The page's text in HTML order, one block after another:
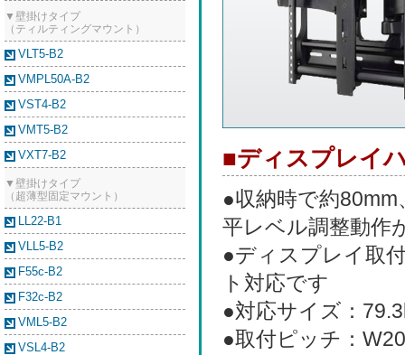
▼壁掛けタイプ
（ティルティングマウント）
VLT5-B2
VMPL50A-B2
VST4-B2
VMT5-B2
VXT7-B2
▼壁掛けタイプ
（超薄型固定マウント）
LL22-B1
VLL5-B2
F55c-B2
F32c-B2
VML5-B2
VSL4-B2
■ディスプレイ
●収納時で約
平レベル調整動作
●ディスプレイ取
ト対応です
●対応サイズ：
●取付ピッチ：